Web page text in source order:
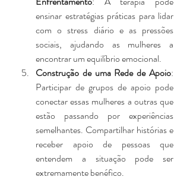
ensinar estratégias práticas para lidar
com o stress diário e as pressões
sociais, ajudando as mulheres a
encontrar um equilíbrio emocional.
Construção de uma Rede de Apoio:
Participar de grupos de apoio pode
conectar essas mulheres a outras que
estão passando por experiências
semelhantes. Compartilhar histórias e
receber apoio de pessoas que
entendem a situação pode ser
extremamente benéfico.